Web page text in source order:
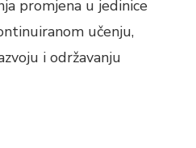
promjena u jedinice
učenju,
i održavanju